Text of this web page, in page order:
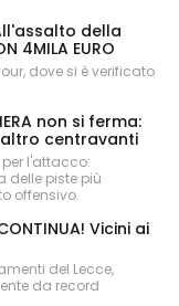
All'assalto della
4MILA EURO
dove si è verificato
non si ferma:
altro centravanti
l'attacco:
delle piste più
offensivo.
Vicini ai
del Lecce,
da record